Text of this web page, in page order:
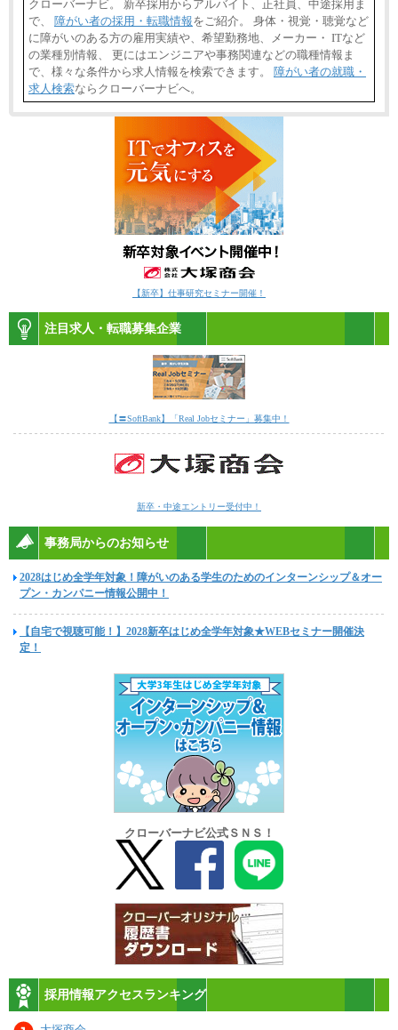
クローバーナビ。 新卒採用からアルバイト、正社員、中途採用ま
で、 障がい者の採用・転職情報をご紹介。 身体・視覚・聴覚など
に障がいのある方の雇用実績や、希望勤務地、メーカー・ ITなど
の業種別情報、 更にはエンジニアや事務関連などの職種情報ま
で、様々な条件から求人情報を検索できます。 障がい者の就職・
求人検索ならクローバーナビへ。
【新卒】仕事研究セミナー開催！
注目求人・転職募集企業
【〓SoftBank】「Real Jobセミナー」募集中！
新卒・中途エントリー受付中！
事務局からのお知らせ
2028はじめ全学年対象！障がいのある学生のためのインターンシップ＆オー
プン・カンパニー情報公開中！
【自宅で視聴可能！】2028新卒はじめ全学年対象★WEBセミナー開催決
定！
クローバーナビ公式ＳＮＳ！
採用情報アクセスランキング